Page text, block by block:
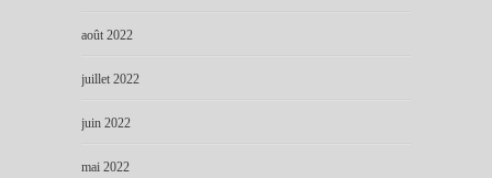
août 2022
juillet 2022
juin 2022
mai 2022